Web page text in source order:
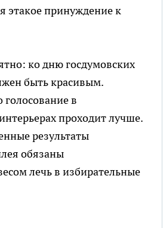
этакое принуждение к
ко дню госдумовских
быть красивым.
в
проходит лучше.
результаты
обязаны
лечь в избирательные